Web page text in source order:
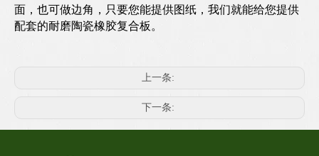
面，也可做边角，只要您能提供图纸，我们就能给您提供
配套的耐磨陶瓷橡胶复合板。
上一条:
下一条: